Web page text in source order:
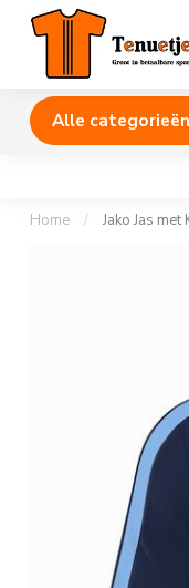
Alle categorieën
Home / Jako Jas